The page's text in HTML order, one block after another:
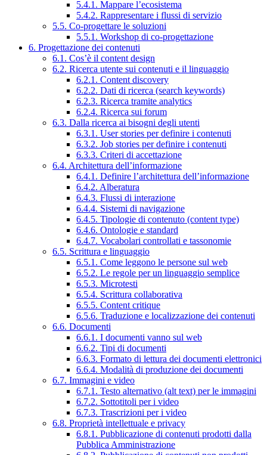
5.4.1. Mappare l’ecosistema
5.4.2. Rappresentare i flussi di servizio
5.5. Co-progettare le soluzioni
5.5.1. Workshop di co-progettazione
6. Progettazione dei contenuti
6.1. Cos’è il content design
6.2. Ricerca utente sui contenuti e il linguaggio
6.2.1. Content discovery
6.2.2. Dati di ricerca (search keywords)
6.2.3. Ricerca tramite analytics
6.2.4. Ricerca sui forum
6.3. Dalla ricerca ai bisogni degli utenti
6.3.1. User stories per definire i contenuti
6.3.2. Job stories per definire i contenuti
6.3.3. Criteri di accettazione
6.4. Architettura dell’informazione
6.4.1. Definire l’architettura dell’informazione
6.4.2. Alberatura
6.4.3. Flussi di interazione
6.4.4. Sistemi di navigazione
6.4.5. Tipologie di contenuto (content type)
6.4.6. Ontologie e standard
6.4.7. Vocabolari controllati e tassonomie
6.5. Scrittura e linguaggio
6.5.1. Come leggono le persone sul web
6.5.2. Le regole per un linguaggio semplice
6.5.3. Microtesti
6.5.4. Scrittura collaborativa
6.5.5. Content critique
6.5.6. Traduzione e localizzazione dei contenuti
6.6. Documenti
6.6.1. I documenti vanno sul web
6.6.2. Tipi di documenti
6.6.3. Formato di lettura dei documenti elettronici
6.6.4. Modalità di produzione dei documenti
6.7. Immagini e video
6.7.1. Testo alternativo (alt text) per le immagini
6.7.2. Sottotitoli per i video
6.7.3. Trascrizioni per i video
6.8. Proprietà intellettuale e privacy
6.8.1. Pubblicazione di contenuti prodotti dalla
Pubblica Amministrazione